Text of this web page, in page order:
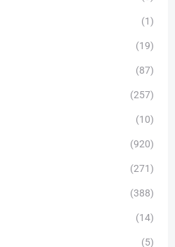
(1)
(19)
(87)
(257)
(10)
(920)
(271)
(388)
(14)
(5)